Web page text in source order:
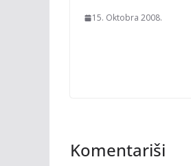
15. Oktobra 2008.
Komentariši